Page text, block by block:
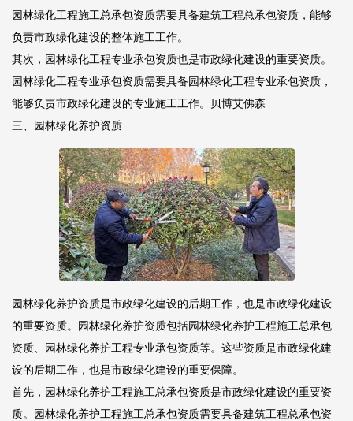
园林绿化工程施工总承包资质需要具备建筑工程总承包资质，能够
负责市政绿化建设的整体施工工作。
其次，园林绿化工程专业承包资质也是市政绿化建设的重要资质。
园林绿化工程专业承包资质需要具备园林绿化工程专业承包资质，
能够负责市政绿化建设的专业施工工作。
贝博艾佛森
三、园林绿化养护资质
园林绿化养护资质是市政绿化建设的后期工作，也是市政绿化建设
的重要资质。园林绿化养护资质包括园林绿化养护工程施工总承包
资质、园林绿化养护工程专业承包资质等。这些资质是市政绿化建
设的后期工作，也是市政绿化建设的重要保障。
首先，园林绿化养护工程施工总承包资质是市政绿化建设的重要资
质。园林绿化养护工程施工总承包资质需要具备建筑工程总承包资